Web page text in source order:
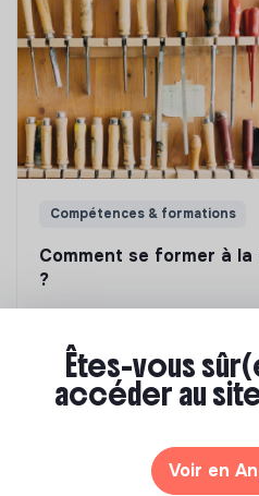
Compétences & formations
Comment se former à
?
Êtes-vous
accéder au
Voir en